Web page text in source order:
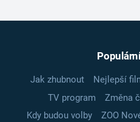
Jak zhubnout Nejlepší
TV program
Změna
Kdy budou volby
ZOO